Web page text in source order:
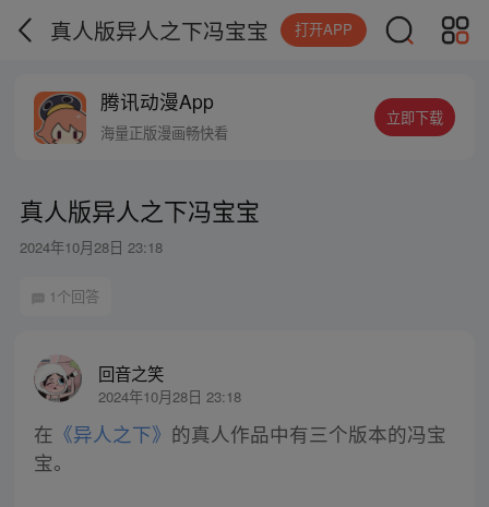
真人版异人之下冯宝宝 打开APP
腾讯动漫App
海量正版漫画畅快看
立即下载
真人版异人之下冯宝宝
2024年10月28日 23:18
1个回答
回音之笑
2024年10月28日 23:18
在 《异人之下》 的真人作品中有三个版本的冯宝
宝。